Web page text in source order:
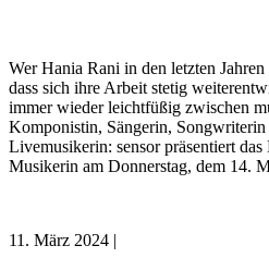
Wer Hania Rani in den letzten
dass sich ihre Arbeit stetig
immer wieder leichtfüßig zwischen
Komponistin, Sängerin,
Livemusikerin: sensor präsentiert
Musikerin am Donnerstag, dem 14.
11. März 2024 |